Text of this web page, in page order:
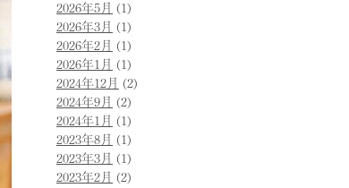
2026年5月 (1)
2026年3月 (1)
2026年2月 (1)
2026年1月 (1)
2024年12月 (2)
2024年9月 (2)
2024年1月 (1)
2023年8月 (1)
2023年3月 (1)
2023年2月 (2)